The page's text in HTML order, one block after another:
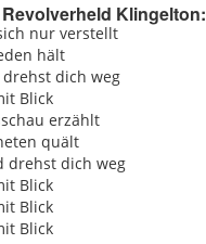
Klingelton:
nur verstellt
hält
dich weg
Blick
erzählt
quält
drehst dich weg
Blick
Blick
Blick